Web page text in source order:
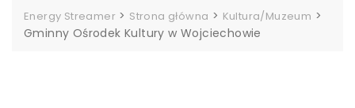
Energy Streamer > Strona główna > Kultura/Muzeum >
Gminny Ośrodek Kultury w Wojciechowie